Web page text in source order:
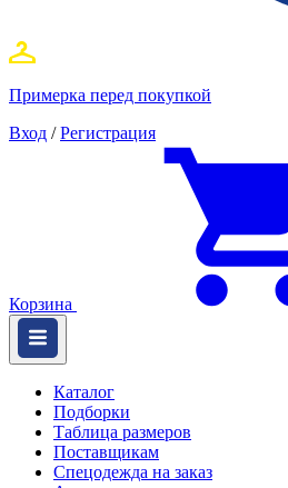
Примерка перед покупкой
Вход / Регистрация
Корзина
Каталог
Подборки
Таблица размеров
Поставщикам
Спецодежда на заказ